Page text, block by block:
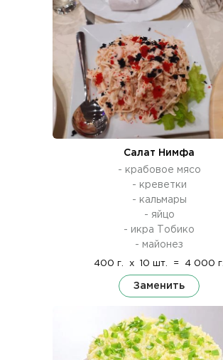
Салат Нимфа
- крабовое мясо
- креветки
- кальмары
- яйцо
- икра Тобико
- майонез
400 г. x 10 шт. = 4 000 г.
Заменить